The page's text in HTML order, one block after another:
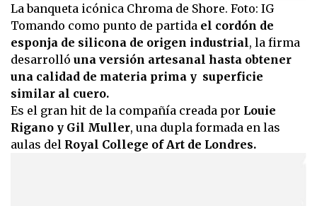
La banqueta icónica Chroma de Shore. Foto: IG
Tomando como punto de partida el cordón de
esponja de silicona de origen industrial, la firma
desarrolló una versión artesanal hasta obtener
una calidad de materia prima y superficie
similar al cuero.
Es el gran hit de la compañía creada por Louie
Rigano y Gil Muller, una dupla formada en las
aulas del Royal College of Art de Londres.